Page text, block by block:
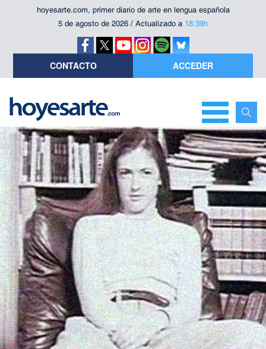
hoyesarte.com, primer diario de arte en lengua española
5 de agosto de 2026 / Actualizado a 18:39h
CONTACTO ACCEDER